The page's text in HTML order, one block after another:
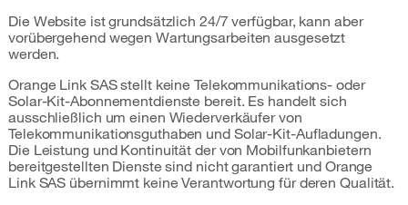
Die Website ist grundsätzlich 24/7 verfügbar, kann aber
vorübergehend wegen Wartungsarbeiten ausgesetzt
werden.
Orange Link SAS stellt keine Telekommunikations- oder
Solar-Kit-Abonnementdienste bereit. Es handelt sich
ausschließlich um einen Wiederverkäufer von
Telekommunikationsguthaben und Solar-Kit-Aufladungen.
Die Leistung und Kontinuität der von Mobilfunkanbietern
bereitgestellten Dienste sind nicht garantiert und Orange
Link SAS übernimmt keine Verantwortung für deren Qualität.